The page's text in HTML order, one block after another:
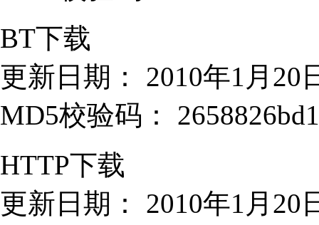
BT下载
更新日期： 2010年1月20
MD5校验码：
HTTP下载
更新日期： 2010年1月